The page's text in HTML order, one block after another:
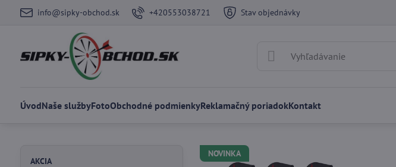
info@sipky-obchod.sk +420553038721 Stav objednávky
ÚvodNaše službyFotoObchodné podmienkyReklamačný poriadokKontakt
NOVINKA
AKCIA